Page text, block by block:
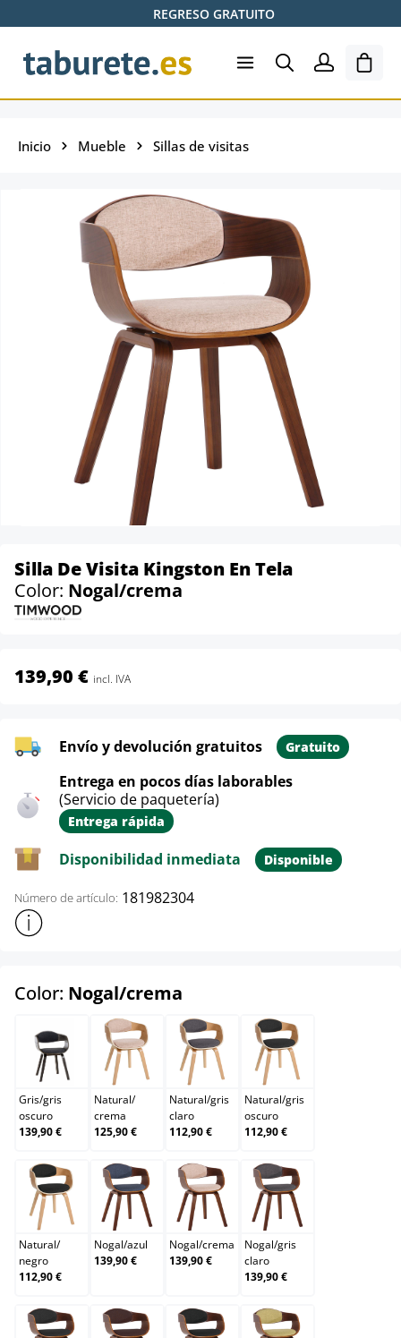
Saltar al contenido principalREGRESO GRATUITO
El
Inicio Mueble Sillas de visitas
Silla De Visita Kingston En Tela
Color: Nogal/crema
139,90 € incl. IVA
Envío y devolución gratuitos Gratuito
Entrega en pocos días laborables
(Servicio de paquetería)
Entrega rápida
Disponibilidad inmediata Disponible
Número de artículo: 181982304
Mostrar más información sobre el producto
Color: Nogal/crema
Gris/gris oscuro
Gris/gris
oscuro
139,90 €
Natural/crema
Natural/
crema
125,90 €
Natural/gris claro
Natural/gris
claro
112,90 €
Natural/gris oscuro
Natural/gris
oscuro
112,90 €
Natural/negro
Natural/
negro
112,90 €
Nogal/azul
Nogal/azul
139,90 €
Nogal/crema
Nogal/crema
139,90 €
Nogal/gris claro
Nogal/gris
claro
139,90 €